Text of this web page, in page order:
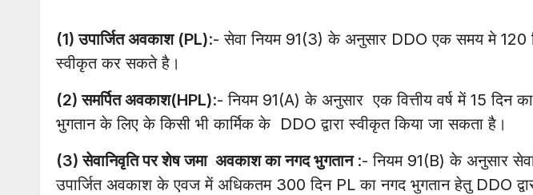
(1) उपार्जित अवकाश (PL):- सेवा नियम 91(3) के अनुसार DDO एक समय मे 120
स्वीकृत कर सकते है।
(2) समर्पित अवकाश(HPL):- नियम 91(A) के अनुसार एक वित्तीय वर्ष में 15 दिन
भुगतान के लिए के किसी भी कार्मिक के DDO द्वारा स्वीकृत किया जा सकता है।
(3) सेवानिवृति पर शेष जमा अवकाश का नगद भुगतान :- नियम 91(B) के अनुसार
उपार्जित अवकाश के एवज में अधिकतम 300 दिन PL का नगद भुगतान हेतु DDO